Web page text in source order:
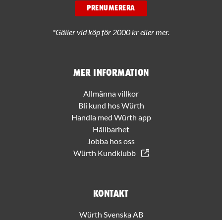
Mer information
Allmänna villkor
Bli kund hos Würth
Handla med Würth app
Hållbarhet
Jobba hos oss
Würth Kundklubb
Kontakt
Würth Svenska AB
PRENUMERERA
*Gäller vid köp för 2000 kr eller mer.